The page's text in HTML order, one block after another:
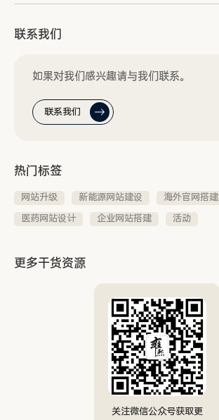
联系我们
如果对我们感兴趣请与我们联系。
联系我们
热门标签
网站升级 新能源网站建设
海外官网搭建
医药网站设计
企业网站搭建 活动
更多干货资源
关注微信公众号获取更